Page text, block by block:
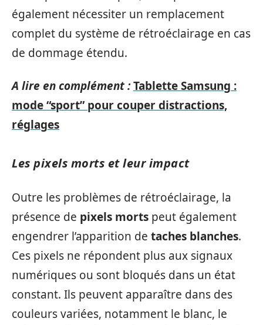
également nécessiter un remplacement
complet du système de rétroéclairage en cas
de dommage étendu.
A lire en complément :Tablette Samsung :
mode “sport” pour couper distractions,
réglages
Les pixels morts et leur impact
Outre les problèmes de rétroéclairage, la
présence de pixels morts peut également
engendrer l’apparition de taches blanches.
Ces pixels ne répondent plus aux signaux
numériques ou sont bloqués dans un état
constant. Ils peuvent apparaître dans des
couleurs variées, notamment le blanc, le